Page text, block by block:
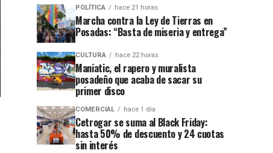
POLÍTICA hace 21 horas
Marcha contra la Ley de Tierras en
Posadas: “Basta de miseria y entrega”
CULTURA hace 22 horas
Maniatic, el rapero y muralista
posadeño que acaba de sacar su
primer disco
COMERCIAL hace 1 día
Cetrogar se suma al Black Friday:
hasta 50% de descuento y 24 cuotas
sin interés